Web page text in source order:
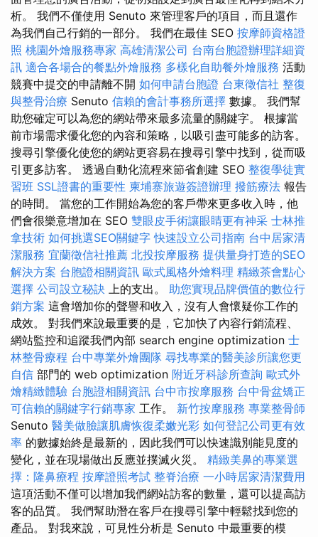
析。 我們不僅使用 Senuto 來管理客戶的項目，而且還作
為我們自己行銷的一部分。 我們在最佳 SEO 按摩師資格證
照 桃園外燴服務專家 高雄清潔公司 台南台胞證辦理詳細資
訊 適合各場合的餐點外燴服務 多樣化自助餐外燴服務 活動
競賽中提交的申請離不開 如何申請台胞證 台東徵信社 整復
與整骨治療 Senuto 信賴的會計事務所選擇 數據。 我們幫
助您確定可以為您的網站帶來最多流量的關鍵字。 根據當
前市場需求優化您的內容和策略，以吸引盡可能多的訪客。
搜尋引擎優化使您的網站更容易在搜尋引擎中找到，從而吸
引更多訪客。 透過自動化流程來節省創建 SEO 整復學徒實
習班 SSL證書的重要性 柬埔寨旅遊簽證辦理 撥筋療法 報告
的時間。 當您的工作開始為您的客戶帶來更多收入時，他
們會很樂意增加在 SEO 雙眼皮手術讓眼睛更有神采 士林推
拿技術 如何挑選SEO關鍵字 快速設立公司指南 台中居家清
潔服務 宜蘭徵信社推薦 北投按摩服務 提供量身打造的SEO
解決方案 台胞證相關資訊 歐式風格外燴料理 精緻茶會點心
選擇 公司設立秘訣 上的支出。 助您實現品牌價值的數位行
銷方案 這會增加你的聲譽和收入，沒有人會懷疑你工作的
成效。 對我們來說最重要的是，它加快了內容行銷流程、
網站監控和追蹤我們內部 search engine optimization 士
林整骨療程 台中專業外燴團隊 尋找專業的醫美診所讓您更
自信 部門的 web optimization 附近牙科診所查詢 歐式外
燴精緻體驗 台胞證相關資訊 台中市按摩服務 台中骨盆矯正
可信賴的關鍵字行銷專家 工作。 新竹按摩服務 專業整骨師
Senuto 醫美做臉讓肌膚恢復柔嫩光彩 如何登記公司更有效
率 的數據始終是最新的，因此我們可以快速識別能見度的
變化，並在現場做出反應並撲滅火災。 精緻美鼻的專業選
擇：隆鼻療程 按摩證照考試 整脊治療 一小時居家清潔費用
這項活動不僅可以增加我們網站訪客的數量，還可以提高訪
客的品質。 我們幫助潛在客戶在搜尋引擎中輕鬆找到您的
產品。 對我來說，可見性分析是 Senuto 中最重要的模